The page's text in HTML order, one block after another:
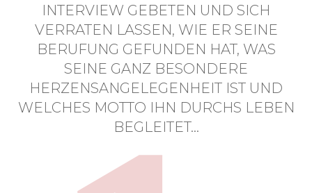
INTERVIEW GEBETEN UND SICH
VERRATEN LASSEN, WIE ER SEINE
BERUFUNG GEFUNDEN HAT, WAS
SEINE GANZ BESONDERE
HERZENSANGELEGENHEIT IST UND
WELCHES MOTTO IHN DURCHS LEBEN
BEGLEITET…